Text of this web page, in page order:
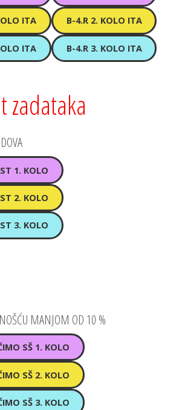
ITA B-4.R 2. KOLO ITA
ITA B-4.R 3. KOLO ITA
zadataka
1. KOLO
2. KOLO
3. KOLO
MANJOM OD 10 %
SŠ 1. KOLO
SŠ 2. KOLO
SŠ 3. KOLO